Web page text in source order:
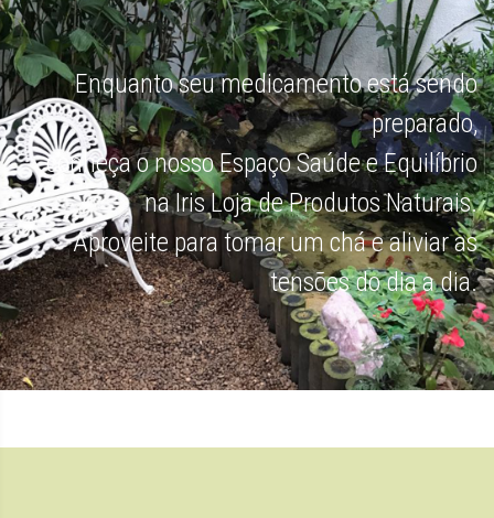
Enquanto seu medicamento está sendo
preparado,
conheça o nosso Espaço Saúde e Equilíbrio
na Iris Loja de Produtos Naturais.
Aproveite para tomar um chá e aliviar as
tensões do dia a dia.